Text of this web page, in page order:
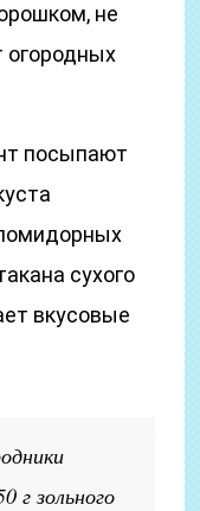
не
огородных
посыпают
сухого
вкусовые
г зольного